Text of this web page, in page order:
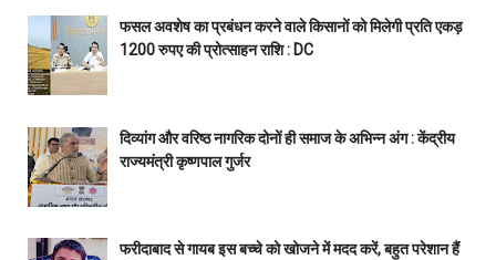
फसल अवशेष का प्रबंधन करने वाले किसानों को मिलेगी प्रति एकड़
1200 रुपए की प्रोत्साहन राशि : DC
दिव्यांग और वरिष्ठ नागरिक दोनों ही समाज के अभिन्न अंग : केंद्रीय
राज्यमंत्री कृष्णपाल गुर्जर
फरीदाबाद से गायब इस बच्चे को खोजने में मदद करें, बहुत परेशान हैं